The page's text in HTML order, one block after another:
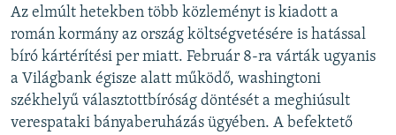
Az elmúlt hetekben több közleményt is kiadott a
román kormány az ország költségvetésére is hatással
bíró kártérítési per miatt. Február 8-ra várták ugyanis
a Világbank égisze alatt működő, washingtoni
székhelyű választottbíróság döntését a meghiúsult
verespataki bányaberuházás ügyében. A befektető